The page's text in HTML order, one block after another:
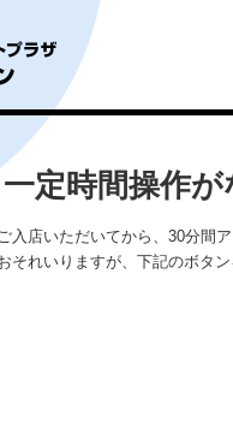
一定時間操作
入店いただいてから、30分間
それいりますが、下記のボタ